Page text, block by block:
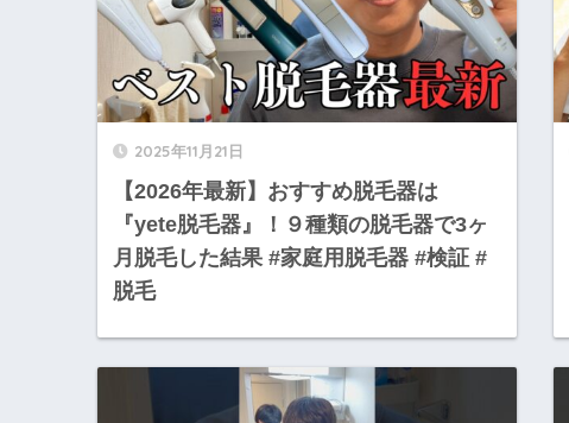
2025年11月21日
【2026年最新】おすすめ脱毛器は
『yete脱毛器』！９種類の脱毛器で3ヶ
月脱毛した結果 #家庭用脱毛器 #検証 #
脱毛